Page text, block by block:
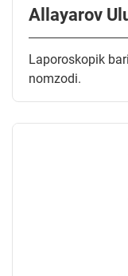
Allayarov
Laporoskopik
nomzodi.